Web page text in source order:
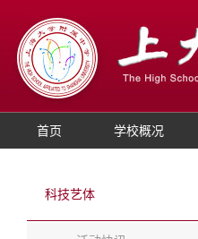
首页 学校概况
科技艺体